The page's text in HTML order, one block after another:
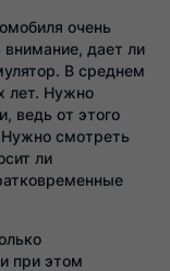
очень
дает ли
В среднем
лет. Нужно
ведь от этого
Нужно смотреть
ли
при этом